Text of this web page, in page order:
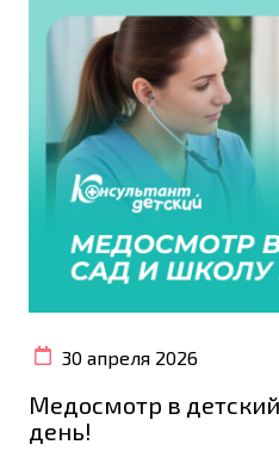
30 апреля 2026
Медосмотр в
день!